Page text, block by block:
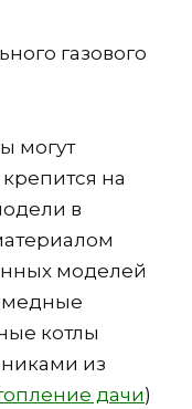
газового
могут
на
в
моделей
медные
котлы
из
дачи)